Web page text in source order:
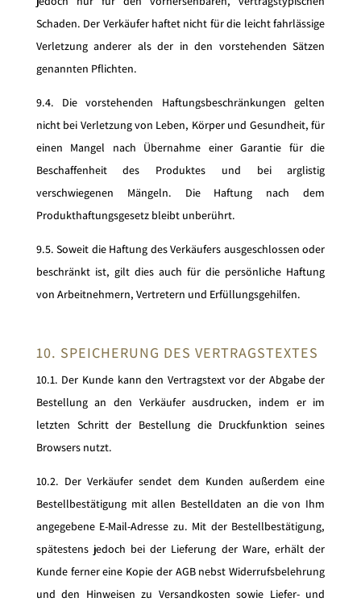
Schaden. Der Verkäufer haftet nicht für die leicht fahrlässige
Verletzung anderer als der in den vorstehenden Sätzen
genannten Pflichten.
9.4. Die vorstehenden Haftungsbeschränkungen gelten
nicht bei Verletzung von Leben, Körper und Gesundheit, für
einen Mangel nach Übernahme einer Garantie für die
Beschaffenheit des Produktes und bei arglistig
verschwiegenen Mängeln. Die Haftung nach dem
Produkthaftungsgesetz bleibt unberührt.
9.5. Soweit die Haftung des Verkäufers ausgeschlossen oder
beschränkt ist, gilt dies auch für die persönliche Haftung
von Arbeitnehmern, Vertretern und Erfüllungsgehilfen.
10. SPEICHERUNG DES VERTRAGSTEXTES
10.1. Der Kunde kann den Vertragstext vor der Abgabe der
Bestellung an den Verkäufer ausdrucken, indem er im
letzten Schritt der Bestellung die Druckfunktion seines
Browsers nutzt.
10.2. Der Verkäufer sendet dem Kunden außerdem eine
Bestellbestätigung mit allen Bestelldaten an die von Ihm
angegebene E-Mail-Adresse zu. Mit der Bestellbestätigung,
spätestens jedoch bei der Lieferung der Ware, erhält der
Kunde ferner eine Kopie der AGB nebst Widerrufsbelehrung
und den Hinweisen zu Versandkosten sowie Liefer- und